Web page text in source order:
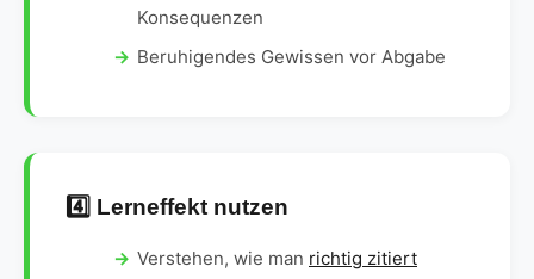
Konsequenzen
Beruhigendes Gewissen vor Abgabe
4️⃣ Lerneffekt nutzen
Verstehen, wie man richtig zitiert